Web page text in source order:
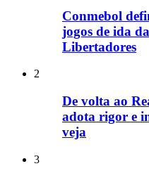
Conmebol
jogos de ida
Libertadores
2
De volta ao
adota rigor e
veja
3